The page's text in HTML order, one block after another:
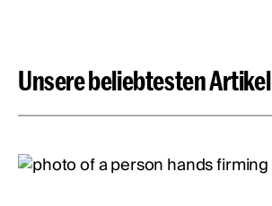
Unsere beliebtesten Artikel